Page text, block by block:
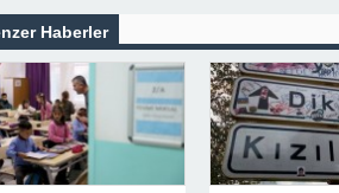
Haberler